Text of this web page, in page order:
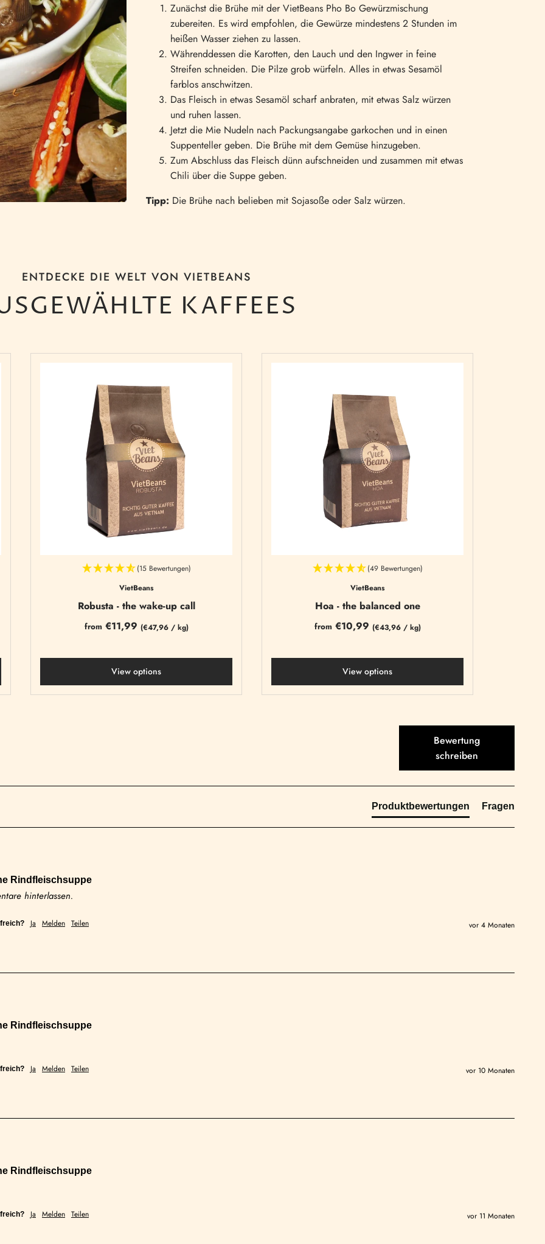
Zunächst die Brühe mit der VietBeans Pho Bo Gewürzmischung
zubereiten. Es wird empfohlen, die Gewürze mindestens 2 Stunden im
heißen Wasser ziehen zu lassen.
Währenddessen die Karotten, den Lauch und den Ingwer in feine
Streifen schneiden. Die Pilze grob würfeln. Alles in etwas Sesamöl
farblos anschwitzen.
Das Fleisch in etwas Sesamöl scharf anbraten, mit etwas Salz würzen
und ruhen lassen.
Jetzt die Mie Nudeln nach Packungsangabe garkochen und in einen
Suppenteller geben. Die Brühe mit dem Gemüse hinzugeben.
Zum Abschluss das Fleisch dünn aufschneiden und zusammen mit etwas
Chili über die Suppe geben.
Tipp: Die Brühe nach belieben mit Sojasoße oder Salz würzen.
ENTDECKE DIE WELT VON VIETBEANS
KAFFEES
(15 Bewertungen)
VietBeans
Robusta - the wake-up call
from €11,99 (€47,96 / kg)
View options
(49 Bewertungen)
VietBeans
Hoa - the balanced one
from €10,99 (€43,96 / kg)
View options
Bewertung
schreiben
Produktbewertungen Fragen
Rindfleischsuppe
hinterlassen.
Ja Melden Teilen vor 4 Monaten
Rindfleischsuppe
Ja Melden Teilen vor 10 Monaten
Rindfleischsuppe
Ja Melden Teilen vor 11 Monaten